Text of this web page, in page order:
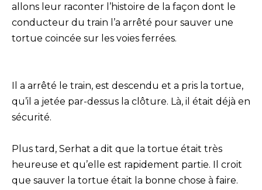
allons leur raconter l’histoire de la façon dont le
conducteur du train l’a arrêté pour sauver une
tortue coincée sur les voies ferrées.
Il a arrêté le train, est descendu et a pris la tortue,
qu’il a jetée par-dessus la clôture. Là, il était déjà en
sécurité.
Plus tard, Serhat a dit que la tortue était très
heureuse et qu’elle est rapidement partie. Il croit
que sauver la tortue était la bonne chose à faire.